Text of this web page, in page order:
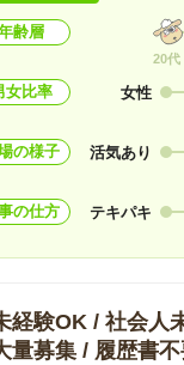
齢層
20代
女比率 女性
の様子 活気あり
の仕方 テキパキ
経験OK / 社会人
量募集 / 履歴書